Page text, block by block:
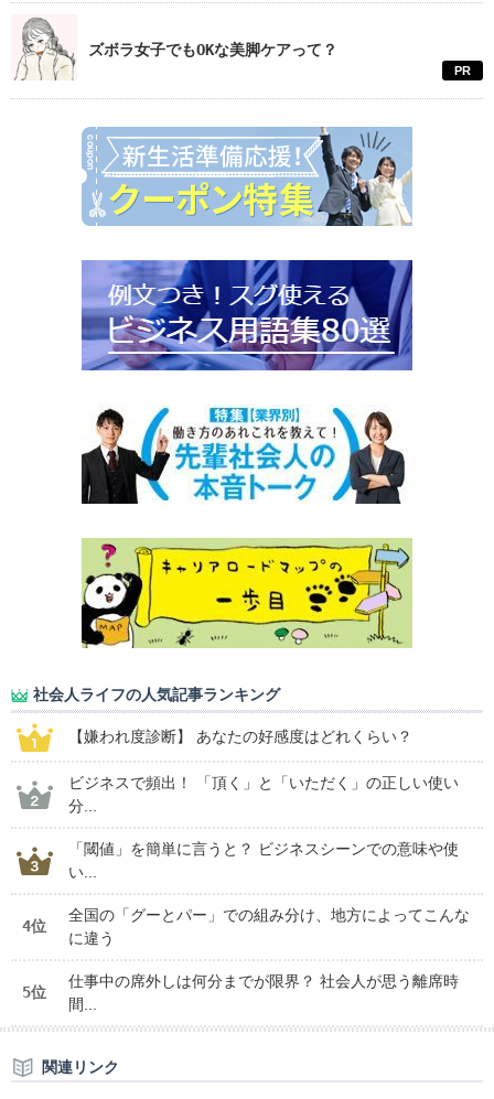
ズボラ女子でもOKな美脚ケアって？
PR
社会人ライフの人気記事ランキング
【嫌われ度診断】 あなたの好感度はどれくらい？
ビジネスで頻出！ 「頂く」と「いただく」の正しい使い
分...
「閾値」を簡単に言うと？ ビジネスシーンでの意味や使
い...
4位
全国の「グーとパー」での組み分け、地方によってこんな
に違う
5位
仕事中の席外しは何分までが限界？ 社会人が思う離席時
間...
関連リンク